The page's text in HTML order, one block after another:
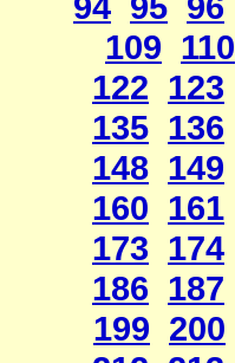
109 110
122 123
135 136
148 149
160 161
173 174
186 187
199 200